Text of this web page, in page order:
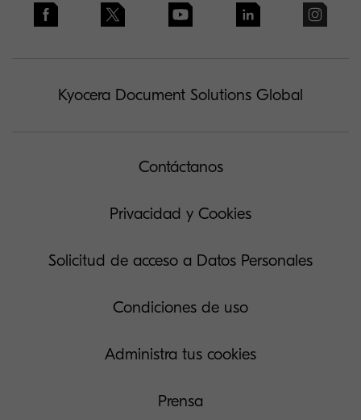
Kyocera Document Solutions Global
Contáctanos
Privacidad y Cookies
Solicitud de acceso a Datos Personales
Condiciones de uso
Administra tus cookies
Prensa